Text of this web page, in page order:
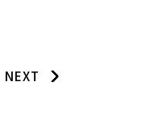
NEXT